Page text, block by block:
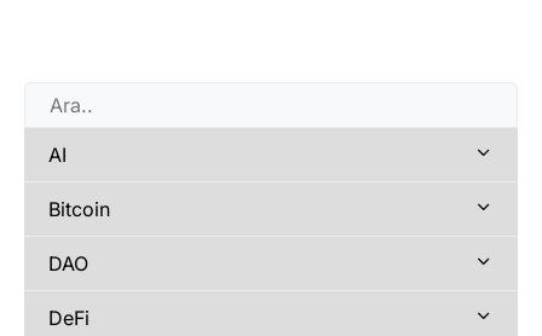
AI
Bitcoin
DAO
DeFi